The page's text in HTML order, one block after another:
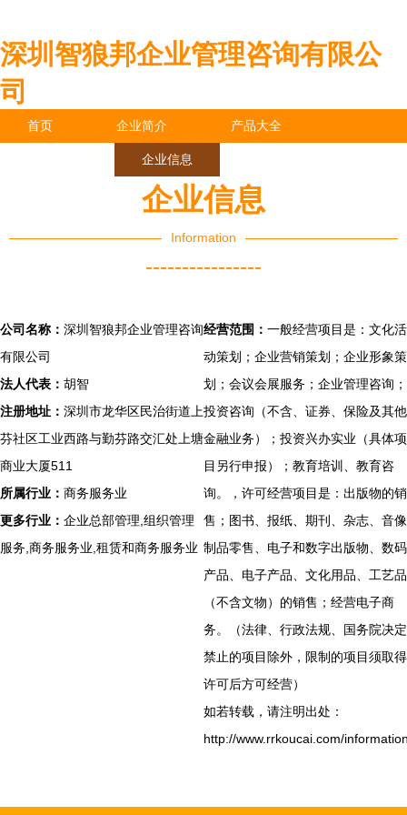
深圳智狼邦企业管理咨询有限公
司
首页 企业简介 产品大全
企业信息
企业信息
Information
----------------
公司名称： 深圳智狼邦企业管理咨询
有限公司
法人代表： 胡智
注册地址： 深圳市龙华区民治街道上
芬社区工业西路与勤芬路交汇处上塘
商业大厦511
所属行业： 商务服务业
更多行业： 企业总部管理,组织管理
服务,商务服务业,租赁和商务服务业
经营范围： 一般经营项目是：文化活
动策划；企业营销策划；企业形象策
划；会议会展服务；企业管理咨询；
投资咨询（不含、证券、保险及其他
金融业务）；投资兴办实业（具体项
目另行申报）；教育培训、教育咨
询。，许可经营项目是：出版物的销
售；图书、报纸、期刊、杂志、音像
制品零售、电子和数字出版物、数码
产品、电子产品、文化用品、工艺品
（不含文物）的销售；经营电子商
务。（法律、行政法规、国务院决定
禁止的项目除外，限制的项目须取得
许可后方可经营）
如若转载，请注明出处：
http://www.rrkoucai.com/